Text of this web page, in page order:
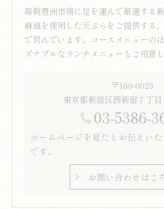
毎朝豊洲市場に足を運んで厳選する
麻油を使用した天ぷらをご提供する
で営んでいます。コースメニューの
ズナブルなランチメニューもご用意し
〒160-0023
東京都新宿区西新宿７丁
03-5386-
ホームページを見たとお伝えい
です。
お問い合わせはこ